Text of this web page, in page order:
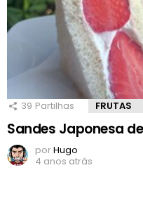
39 Partilhas FRUTAS
Sandes Japonesa
porHugo
4 anos atrás